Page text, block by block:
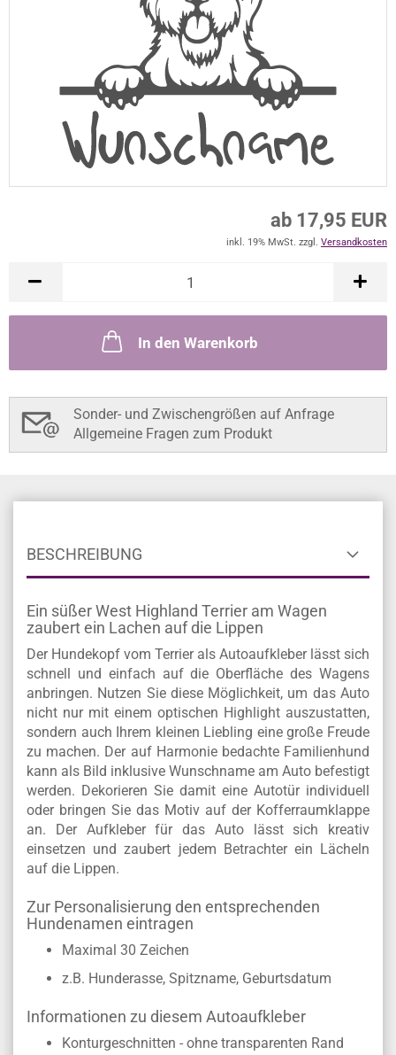
ab 17,95 EUR
inkl. 19% MwSt. zzgl. Versandkosten
In den Warenkorb
Sonder- und Zwischengrößen auf Anfrage
Allgemeine Fragen zum Produkt
BESCHREIBUNG
Ein süßer West Highland Terrier am Wagen
zaubert ein Lachen auf die Lippen
Der Hundekopf vom Terrier als Autoaufkleber lässt sich
schnell und einfach auf die Oberfläche des Wagens
anbringen. Nutzen Sie diese Möglichkeit, um das Auto
nicht nur mit einem optischen Highlight auszustatten,
sondern auch Ihrem kleinen Liebling eine große Freude
zu machen. Der auf Harmonie bedachte Familienhund
kann als Bild inklusive Wunschname am Auto befestigt
werden. Dekorieren Sie damit eine Autotür individuell
oder bringen Sie das Motiv auf der Kofferraumklappe
an. Der Aufkleber für das Auto lässt sich kreativ
einsetzen und zaubert jedem Betrachter ein Lächeln
auf die Lippen.
Zur Personalisierung den entsprechenden
Hundenamen eintragen
Maximal 30 Zeichen
z.B. Hunderasse, Spitzname, Geburtsdatum
Informationen zu diesem Autoaufkleber
Konturgeschnitten - ohne transparenten Rand